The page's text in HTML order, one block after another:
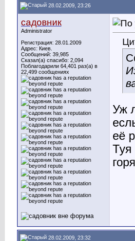
28.02.2009, 23:26
садовник
Administrator
Регистрация: 28.01.2009
Адрес: Киев.
Сообщений: 39,985
Сказал(а) спасибо: 2,094
Поблагодарили 64,401 раз(а) в
22,499 сообщениях
Уж
её
Туя
28.02.2009, 23:32